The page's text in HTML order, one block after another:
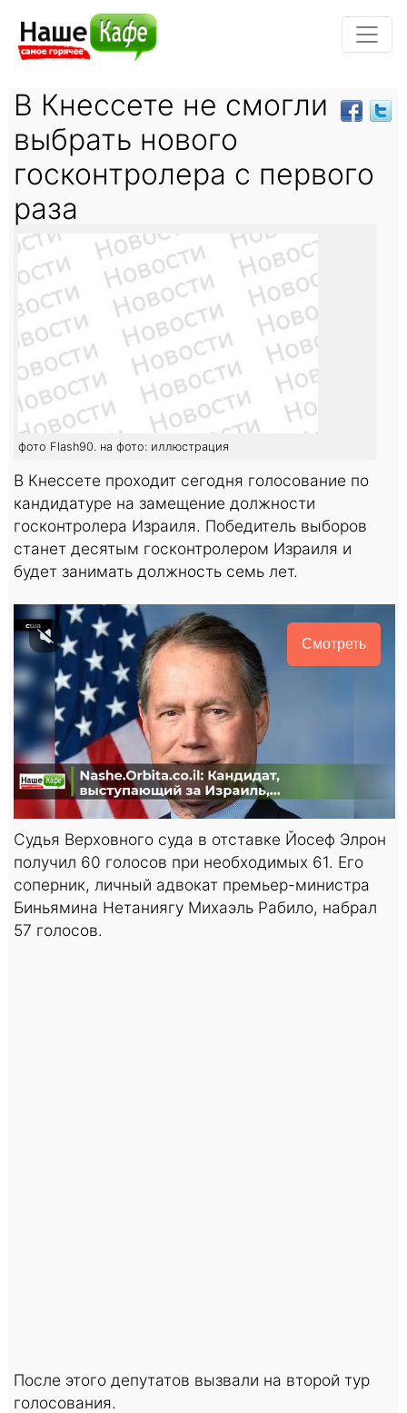
В Кнессете не смогли
выбрать нового
госконтролера с первого
раза
фото Flash90. на фото: иллюстрация
В Кнессете проходит сегодня голосование по
кандидатуре на замещение должности
госконтролера Израиля. Победитель выборов
станет десятым госконтролером Израиля и
будет занимать должность семь лет.
Смотреть
Судья Верховного суда в отставке Йосеф Элрон
получил 60 голосов при необходимых 61. Его
соперник, личный адвокат премьер-министра
Биньямина Нетаниягу Михаэль Рабило, набрал
57 голосов.
После этого депутатов вызвали на второй тур
голосования.